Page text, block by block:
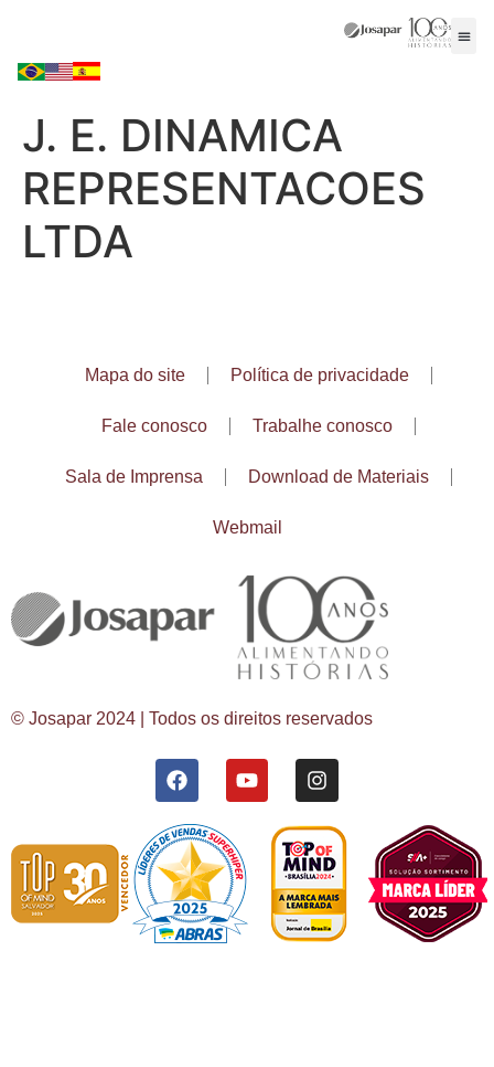
J. E. DINAMICA
REPRESENTACOES
LTDA
Mapa do site Política de privacidade
Fale conosco Trabalhe conosco
Sala de Imprensa Download de Materiais
Webmail
© Josapar 2024 | Todos os direitos reservados